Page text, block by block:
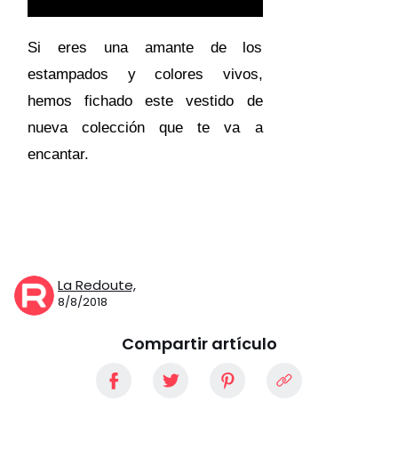
Si eres una amante de los
estampados y colores vivos,
hemos fichado este vestido de
nueva colección que te va a
encantar.
La Redoute,
8/8/2018
Compartir artículo